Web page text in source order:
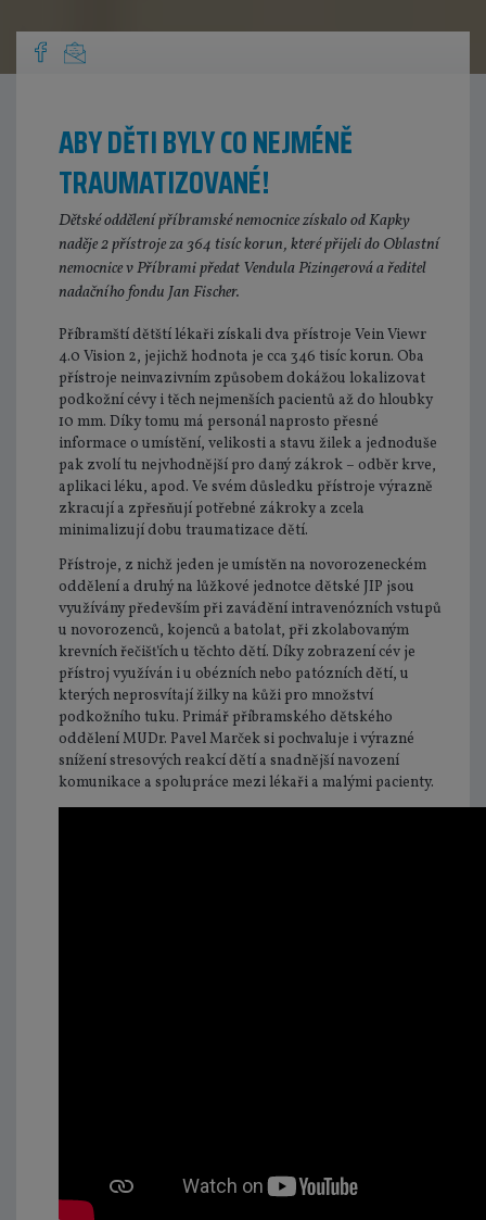
ABY DĚTI BYLY CO NEJMÉNĚ
TRAUMATIZOVANÉ!
Dětské oddělení příbramské nemocnice získalo od Kapky
naděje 2 přístroje za 364 tisíc korun, které přijeli do Oblastní
nemocnice v Příbrami předat Vendula Pizingerová a ředitel
nadačního fondu Jan Fischer.
Příbramští dětští lékaři získali dva přístroje Vein Viewr
4.0 Vision 2, jejichž hodnota je cca 346 tisíc korun. Oba
přístroje neinvazivním způsobem dokážou lokalizovat
podkožní cévy i těch nejmenších pacientů až do hloubky
10 mm. Díky tomu má personál naprosto přesné
informace o umístění, velikosti a stavu žilek a jednoduše
pak zvolí tu nejvhodnější pro daný zákrok – odběr krve,
aplikaci léku, apod. Ve svém důsledku přístroje výrazně
zkracují a zpřesňují potřebné zákroky a zcela
minimalizují dobu traumatizace dětí.
Přístroje, z nichž jeden je umístěn na novorozeneckém
oddělení a druhý na lůžkové jednotce dětské JIP jsou
využívány především při zavádění intravenózních vstupů
u novorozenců, kojenců a batolat, při zkolabovaným
krevních řečišťích u těchto dětí. Díky zobrazení cév je
přístroj využíván i u obézních nebo patózních dětí, u
kterých neprosvítají žilky na kůži pro množství
podkožního tuku. Primář příbramského dětského
oddělení MUDr. Pavel Marček si pochvaluje i výrazné
snížení stresových reakcí dětí a snadnější navození
komunikace a spolupráce mezi lékaři a malými pacienty.